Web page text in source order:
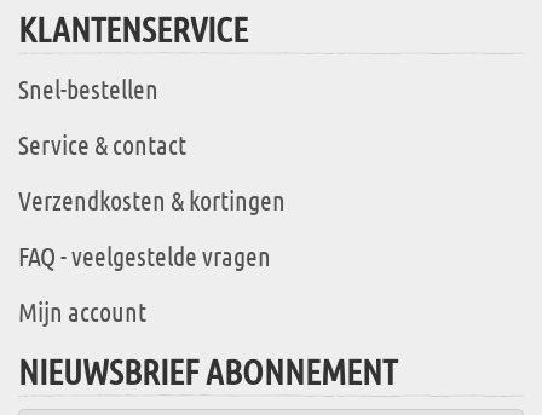
KLANTENSERVICE
Snel-bestellen
Service & contact
Verzendkosten & kortingen
FAQ - veelgestelde vragen
Mijn account
NIEUWSBRIEF ABONNEMENT